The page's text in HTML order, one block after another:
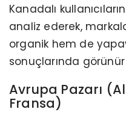
Kanadalı
analiz ederek,
organik hem de
sonuçlarında görünür
Avrupa Pazarı
Fransa)